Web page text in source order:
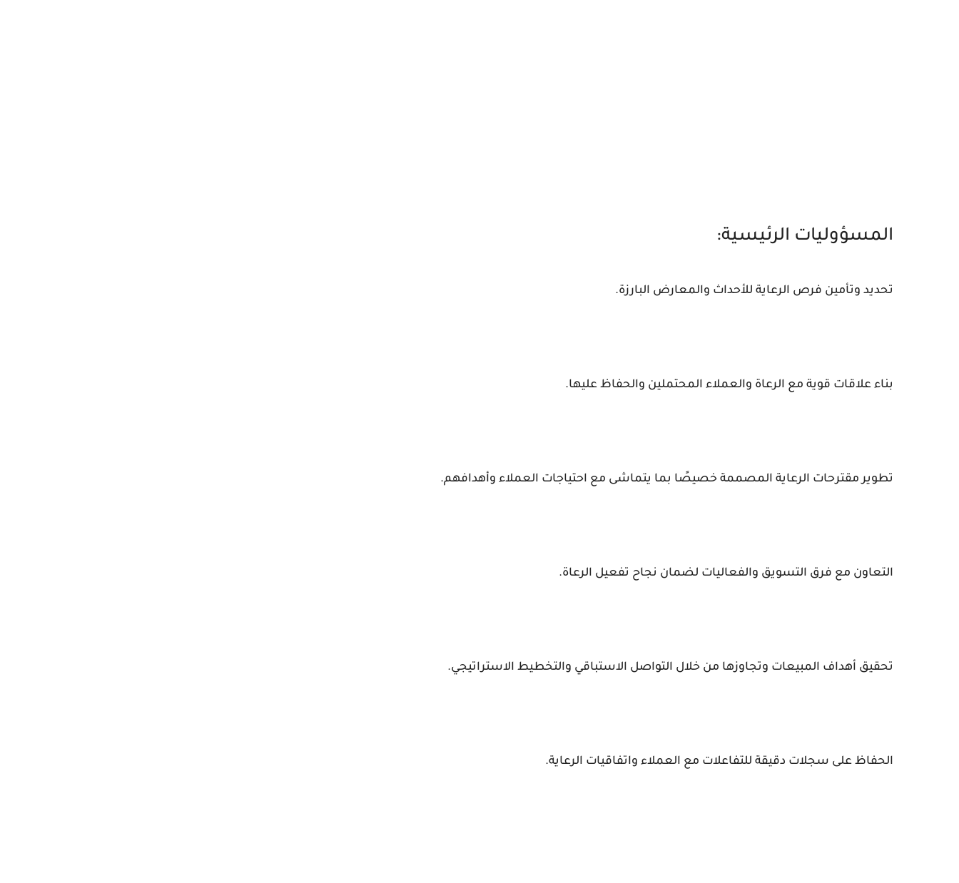
المسؤوليات الرئيسية:
تحديد وتأمين فرص الرعاية للأحداث والمعارض البارزة.
بناء علاقات قوية مع الرعاة والعملاء المحتملين والحفاظ عليها.
تطوير مقترحات الرعاية المصممة خصيصًا بما يتماشى مع احتياجات العملاء وأهدافهم.
التعاون مع فرق التسويق والفعاليات لضمان نجاح تفعيل الرعاة.
تحقيق أهداف المبيعات وتجاوزها من خلال التواصل الاستباقي والتخطيط الاستراتيجي.
الحفاظ على سجلات دقيقة للتفاعلات مع العملاء واتفاقيات الرعاية.